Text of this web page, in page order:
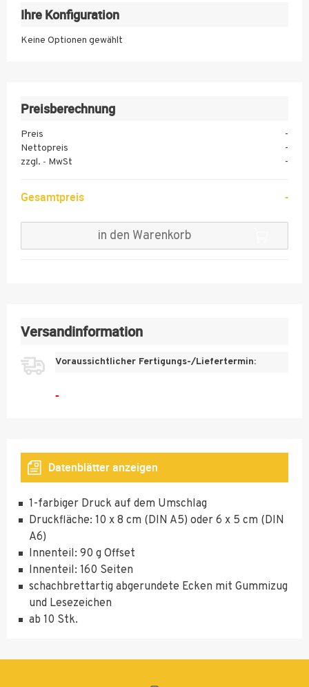
450
600
700
800
1300
1400
1700
1800
1900
2000
Ihre Konfiguration
Keine Optionen gewählt
Preisberechnung
Preis
-
Nettopreis
-
zzgl. - MwSt -
Gesamtpreis -
in den Warenkorb
Versandinformation
Voraussichtlicher Fertigungs-/Liefertermin:
-
Datenblätter anzeigen
1-farbiger Druck auf dem Umschlag
Druckfläche: 10 x 8 cm (DIN A5) oder 6 x 5 cm (DIN
A6)
Innenteil: 90 g Offset
Innenteil: 160 Seiten
schachbrettartig abgerundete Ecken mit Gummizug
und Lesezeichen
ab 10 Stk.